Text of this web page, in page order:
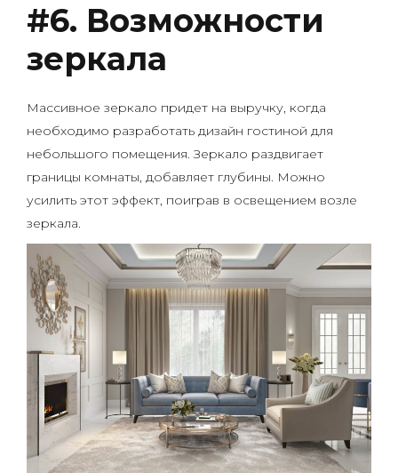
#6. Возможности
зеркала
Массивное зеркало придет на выручку, когда
необходимо разработать дизайн гостиной для
небольшого помещения. Зеркало раздвигает
границы комнаты, добавляет глубины. Можно
усилить этот эффект, поиграв в освещением возле
зеркала.